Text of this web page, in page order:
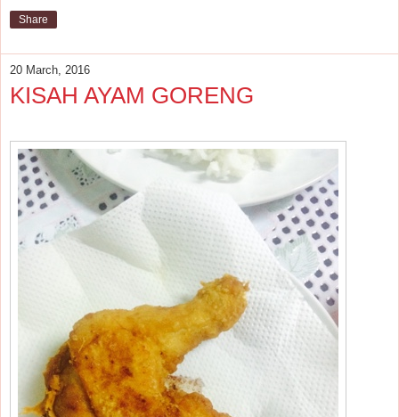
Share
20 March, 2016
KISAH AYAM GORENG